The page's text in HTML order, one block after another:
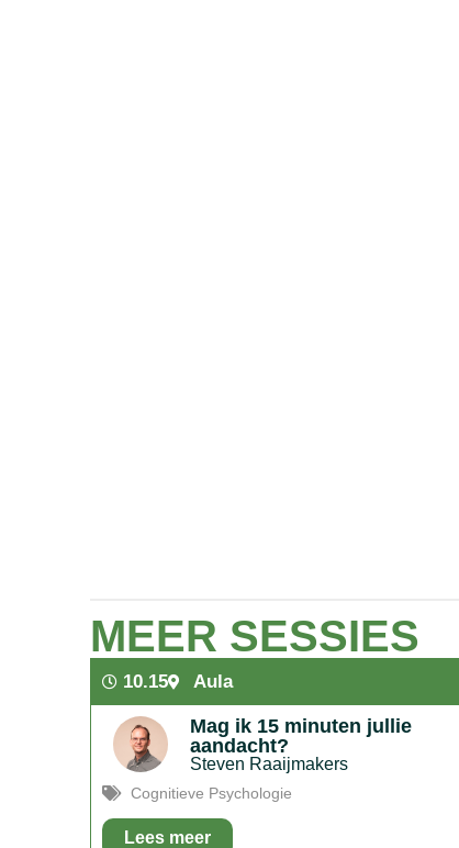
MEER SESSIES
10.15 Aula
Mag ik 15 minuten jullie
aandacht?
Steven Raaijmakers
Cognitieve Psychologie
Lees meer